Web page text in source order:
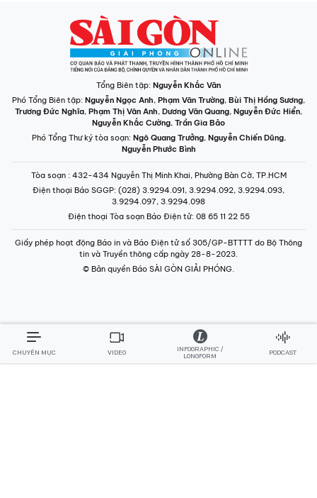
Tổng Biên tập: Nguyễn Khắc Văn
Phó Tổng Biên tập: Nguyễn Ngọc Anh, Phạm Văn Trường, Bùi Thị Hồng Sương,
Trương Đức Nghĩa, Phạm Thị Vân Anh, Dương Văn Quang, Nguyễn Đức Hiển,
Nguyễn Khắc Cường, Trần Gia Bảo
Phó Tổng Thư ký tòa soạn: Ngô Quang Trưởng, Nguyễn Chiến Dũng,
Nguyễn Phước Bình
Tòa soạn : 432-434 Nguyễn Thị Minh Khai, Phường Bàn Cờ, TP.HCM
Điện thoại Báo SGGP: (028) 3.9294.091, 3.9294.092, 3.9294.093,
3.9294.097, 3.9294.098
Điện thoại Tòa soạn Báo Điện tử: 08 65 11 22 55
Giấy phép hoạt động Báo in và Báo Điện tử số 305/GP-BTTTT do Bộ Thông
tin và Truyền thông cấp ngày 28-8-2023.
© Bản quyền Báo SÀI GÒN GIẢI PHÓNG.
CHUYÊN MỤC VIDEO
INFOGRAPHIC /
LONGFORM
PODCAST